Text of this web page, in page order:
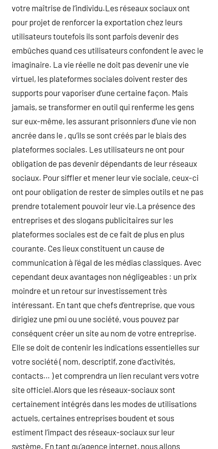
votre maîtrise de l’individu.Les réseaux sociaux ont
pour projet de renforcer la exportation chez leurs
utilisateurs toutefois ils sont parfois devenir des
embûches quand ces utilisateurs confondent le avec le
imaginaire. La vie réelle ne doit pas devenir une vie
virtuel, les plateformes sociales doivent rester des
supports pour vaporiser d’une certaine façon. Mais
jamais, se transformer en outil qui renferme les gens
sur eux-même, les assurant prisonniers d’une vie non
ancrée dans le , qu’ils se sont créés par le biais des
plateformes sociales. Les utilisateurs ne ont pour
obligation de pas devenir dépendants de leur réseaux
sociaux. Pour siffler et mener leur vie sociale, ceux-ci
ont pour obligation de rester de simples outils et ne pas
prendre totalement pouvoir leur vie.La présence des
entreprises et des slogans publicitaires sur les
plateformes sociales est de ce fait de plus en plus
courante. Ces lieux constituent un cause de
communication à l’égal de les médias classiques. Avec
cependant deux avantages non négligeables : un prix
moindre et un retour sur investissement très
intéressant. En tant que chefs d’entreprise, que vous
dirigiez une pmi ou une société, vous pouvez par
conséquent créer un site au nom de votre entreprise.
Elle se doit de contenir les indications essentielles sur
votre société ( nom, descriptif, zone d’activités,
contacts… ) et comprendra un lien reculant vers votre
site officiel.Alors que les réseaux-sociaux sont
certainement intégrés dans les modes de utilisations
actuels, certaines entreprises boudent et sous
estiment l’impact des réseaux-sociaux sur leur
système. En tant qu’agence internet, nous allons